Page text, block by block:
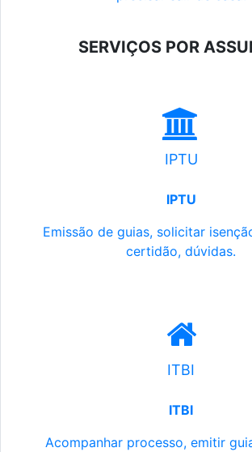
SERVIÇOS POR
IPTU
IPTU
Emissão de guias, solicitar
certidão, dúvidas.
ITBI
ITBI
Acompanhar processo, emitir